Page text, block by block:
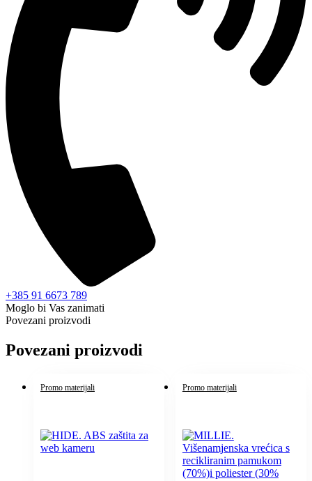
+385 91 6673 789
Moglo bi Vas zanimati
Povezani proizvodi
Povezani proizvodi
Promo materijali Promo materijali